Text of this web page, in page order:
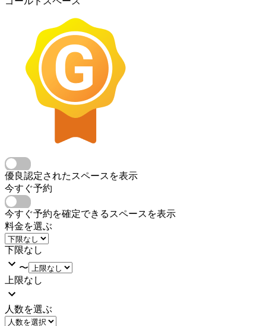
優良認定されたスペースを表示
今すぐ予約
今すぐ予約を確定できるスペースを表示
料金を選ぶ
下限なし
〜
上限なし
人数を選ぶ